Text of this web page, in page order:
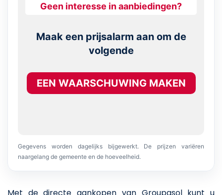
Geen interesse in aanbiedingen?
Maak een prijsalarm aan om de
volgende
EEN WAARSCHUWING MAKEN
Gegevens worden dagelijks bijgewerkt. De prijzen variëren
naargelang de gemeente en de hoeveelheid.
Met de directe aankopen van Groupasol kunt u